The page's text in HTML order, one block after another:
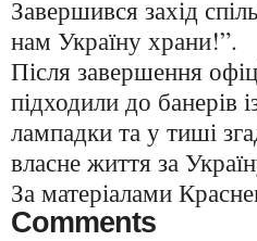
Завершився захід
нам Україну храни!”.
Після завершення
підходили до банерів
лампадки та у тиші
власне життя за
За матеріалами
Comments